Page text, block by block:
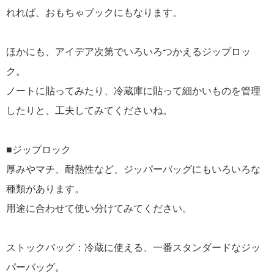
れれば、おもちゃブックにもなります。
ほかにも、アイデア次第でいろいろつかえるジップロッ
ク。
ノートに貼ってみたり、冷蔵庫に貼って細かいものを管理
したりと、工夫してみてくださいね。
■ジップロック
厚みやマチ、耐熱性など、ジッパーバッグにもいろいろな
種類があります。
用途に合わせて使い分けてみてください。
ストックバッグ：冷蔵に使える、一番スタンダードなジッ
パーバッグ。